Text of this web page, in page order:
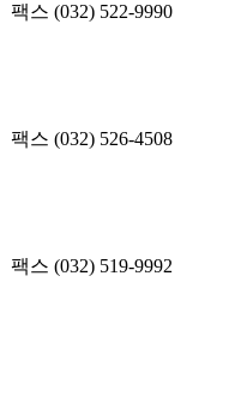
팩스 (032) 522-9990
팩스 (032) 526-4508
팩스 (032) 519-9992